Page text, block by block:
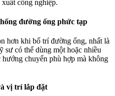
công nghiệp.
đường ống phức tạp
hơn khi bố trí đường ống, nhất là
sư có thể dùng một hoặc nhiều
hướng chuyển phù hợp mà không
vị trí lắp đặt